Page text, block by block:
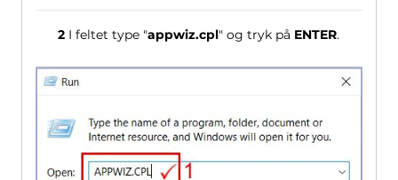
2 I feltet type "appwiz.cpl" og tryk på ENTER.